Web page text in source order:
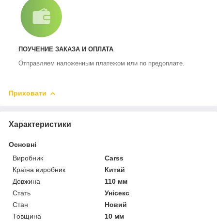
ПОУЧЕНИЕ ЗАКАЗА И ОПЛАТА
Отправляем наложенным платежом или по предоплате.
Приховати
Характеристики
Основні
Виробник
Carss
Країна виробник
Китай
Довжина
110 мм
Стать
Унісекс
Стан
Новий
Товщина
10 мм